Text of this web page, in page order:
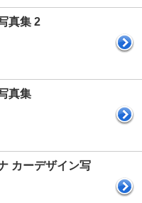
真集 2
真集
カーデザイン写